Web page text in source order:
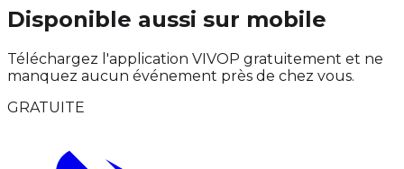
Disponible aussi sur mobile
Téléchargez l'application VIVOP gratuitement et ne
manquez aucun événement près de chez vous.
GRATUITE